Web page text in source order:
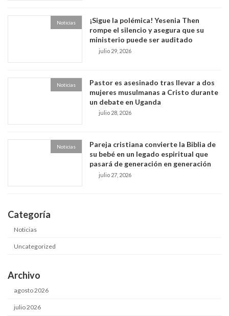
Noticias
¡Sigue la polémica! Yesenia Then
rompe el silencio y asegura que su
ministerio puede ser auditado
julio 29, 2026
Noticias
Pastor es asesinado tras llevar a dos
mujeres musulmanas a Cristo durante
un debate en Uganda
julio 28, 2026
Noticias
Pareja cristiana convierte la Biblia de
su bebé en un legado espiritual que
pasará de generación en generación
julio 27, 2026
Categoría
Noticias
Uncategorized
Archivo
agosto 2026
julio 2026